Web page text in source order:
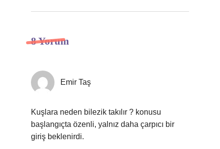
8 Yorum
Emir Taş
Kuşlara neden bilezik takılır ? konusu
başlangıçta özenli, yalnız daha çarpıcı bir
giriş beklenirdi.